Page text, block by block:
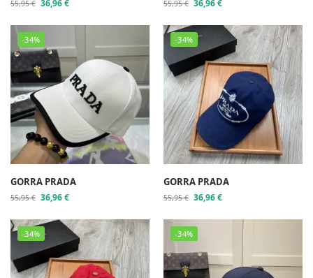
55,95€ 36,96€ 55,95€ 36,96€
-34%
GORRA PRADA
55,95€ 36,96€
-34%
GORRA PRADA
55,95€ 36,96€
-34% -34%